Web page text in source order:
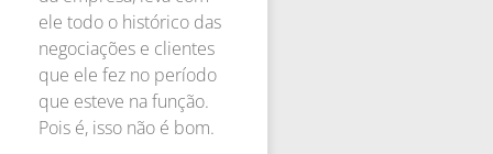
ele todo o histórico das
negociações e clientes
que ele fez no período
que esteve na função.
Pois é, isso não é bom.